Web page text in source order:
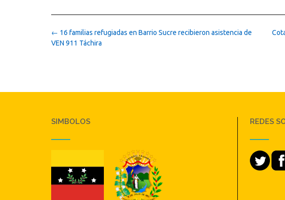
Post
navigation
← 16 familias refugiadas en Barrio Sucre recibieron asistencia de
VEN 911 Táchira
SIMBOLOS REDES